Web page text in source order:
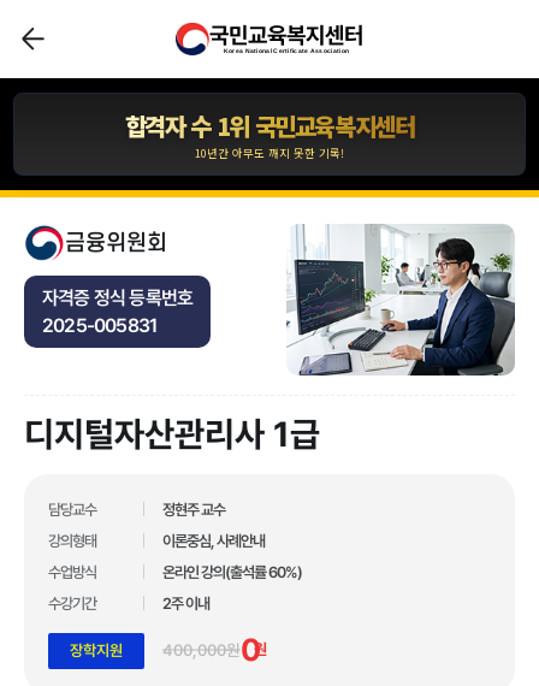
국민교육복지센터
Korea National Certificate Association
업계 유일 교육 브랜드 대상 3관왕 수상
100만 수강생이 선택한 독보적 교육 기관
합격자 수 1위 국민교육복지센터
10년간 아무도 깨지 못한 기록!
압도적인 합격자 수 1,110,211건 입니다.
*자사 사이트 내 합격후기 글 수 기준
업계 유일 교육 브랜드 대상 3관왕 수상
100만 수강생이 선택한 독보적 교육 기관
업계 유일 교육 브랜드 대상 3관왕 수상
합격자 수 1위 국민교육복지센터
압도적인 합격자 수 1,110,211건 입니다.
*자사 사이트 내 합격후기 글 수 기준
업계 유일 교육 브랜드 대상 3관왕 수상
100만 수강생이 선택한 독보적 교육 기관
합격자 수 1위 국민교육복지센터
금융위원회
자격증 정식 등록번호
2025-005831
디지털자산관리사 1급
담당교수
정현주 교수
강의형태
이론중심, 사례안내
수업방식
온라인 강의(출석률 60%)
수강기간
2주 이내
장학지원 400,000원0원